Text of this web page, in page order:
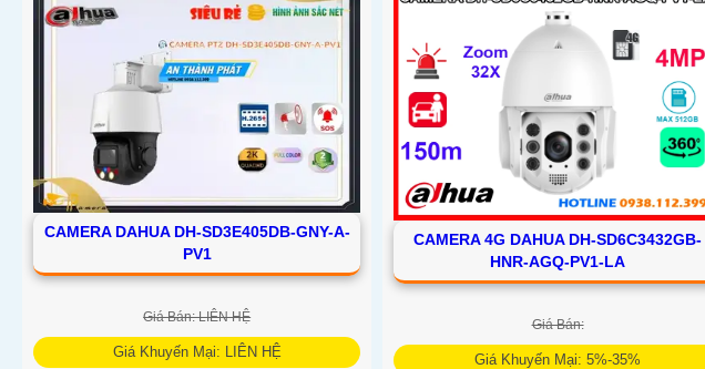
CAMERA DAHUA DH-SD3E405DB-GNY-A-
PV1
Giá Bán: LIÊN HỆ
Giá Khuyến Mại: LIÊN HỆ
CAMERA 4G DAHUA DH-SD6C3432GB-
HNR-AGQ-PV1-LA
Giá Bán:
Giá Khuyến Mại: 5%-35%